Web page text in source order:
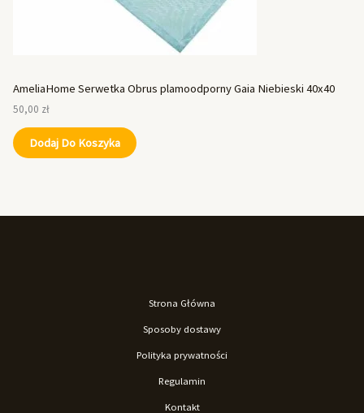
AmeliaHome Serwetka Obrus plamoodporny Gaia Niebieski 40x40
50,00 zł
Dodaj Do Koszyka
Strona Główna
Sposoby dostawy
Polityka prywatności
Regulamin
Kontakt